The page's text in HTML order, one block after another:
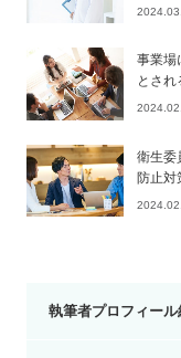
事業場
とさ
衛生委
防止対
執筆者プロフィール